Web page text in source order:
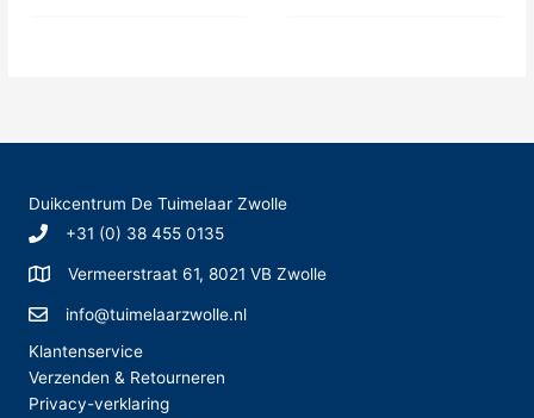
Duikcentrum De Tuimelaar Zwolle
+31 (0) 38 455 0135
Vermeerstraat 61, 8021 VB Zwolle
info@tuimelaarzwolle.nl
Klantenservice
Verzenden & Retourneren
Privacy-verklaring